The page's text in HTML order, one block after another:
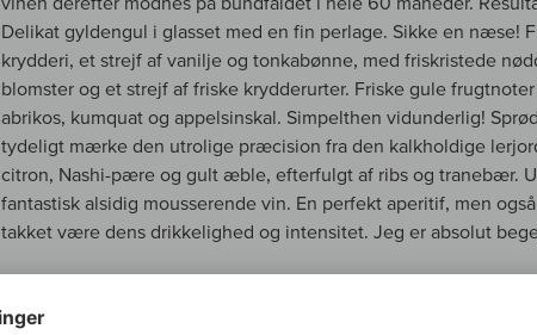
Delikat gyldengul i glasset med en fin perlage. Sikke en næse!
krydderi, et strejf af vanilje og tonkabønne, med friskristede
blomster og et strejf af friske krydderurter. Friske gule
abrikos, kumquat og appelsinskal. Simpelthen vidunderlig!
tydeligt mærke den utrolige præcision fra den kalkholdige
citron, Nashi-pære og gult æble, efterfulgt af ribs og tranebær.
fantastisk alsidig mousserende vin. En perfekt aperitif, men
takket være dens drikkelighed og intensitet. Jeg er absolut